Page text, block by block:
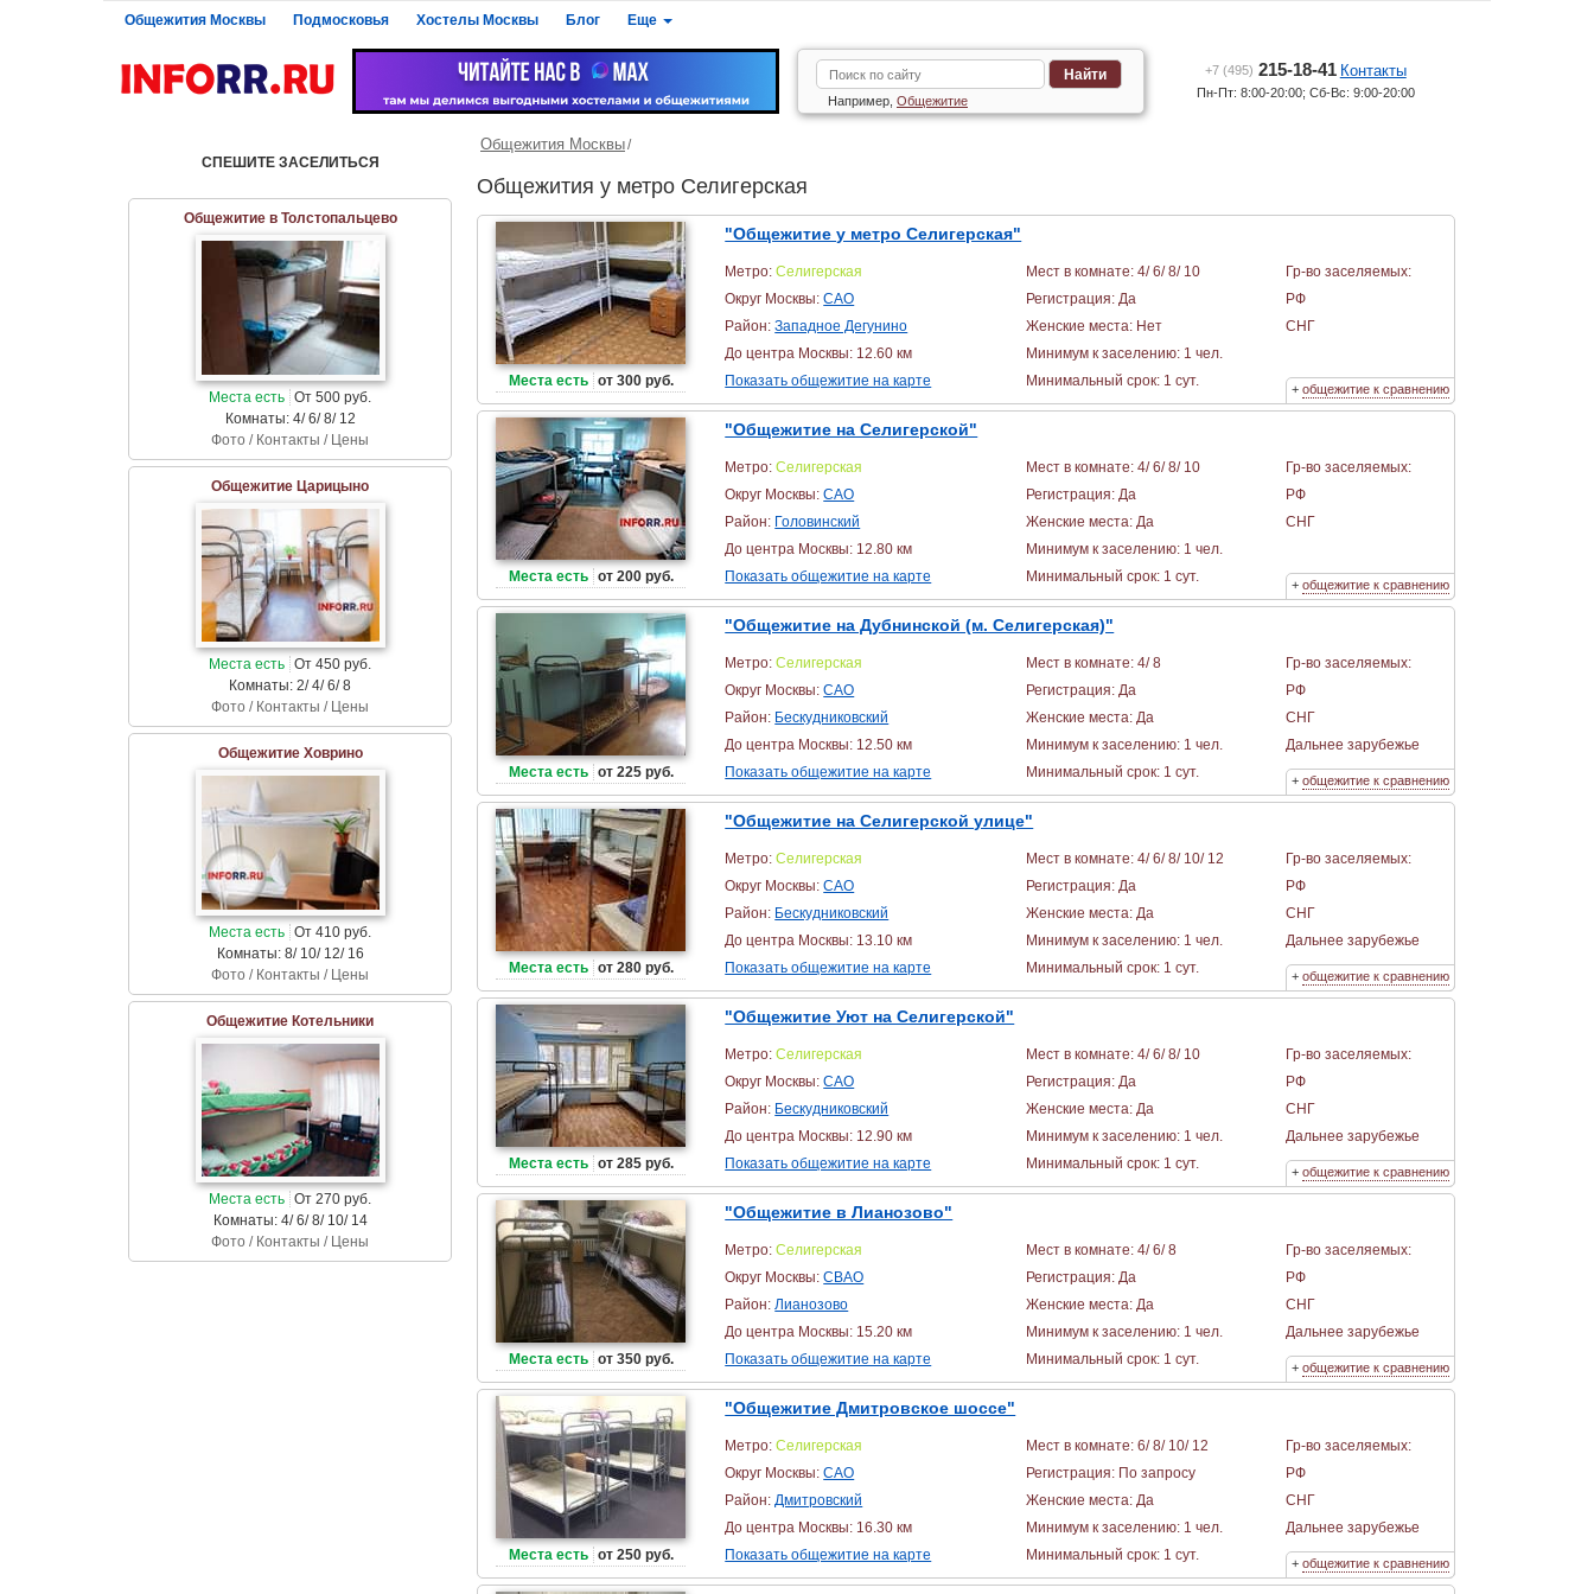
Общежития Москвы Подмосковья Хостелы Москвы Блог Еще
Найти
Например, Общежитие
+7 (495) 215-18-41 Контакты
Пн-Пт: 8:00-20:00; Сб-Вс: 9:00-20:00
СПЕШИТЕ ЗАСЕЛИТЬСЯ
Общежитие в Толстопальцево
Места есть От 500 руб.
Комнаты: 4/ 6/ 8/ 12
Фото / Контакты / Цены
Общежитие Царицыно
Места есть От 450 руб.
Комнаты: 2/ 4/ 6/ 8
Фото / Контакты / Цены
Общежитие Ховрино
Места есть От 410 руб.
Комнаты: 8/ 10/ 12/ 16
Фото / Контакты / Цены
Общежитие Котельники
Места есть От 270 руб.
Комнаты: 4/ 6/ 8/ 10/ 14
Фото / Контакты / Цены
Общежития Москвы
Общежития у метро Селигерская
"Общежитие у метро Селигерская"
Места есть от 300 руб.
Метро:Селигерская
Округ Москвы:САО
Район:Западное Дегунино
До центра Москвы: 12.60 км
Показать общежитие на карте
Мест в комнате: 4/ 6/ 8/ 10
Регистрация: Да
Женские места: Нет
Минимум к заселению: 1 чел.
Минимальный срок: 1 сут.
Гр-во заселяемых:
РФ
СНГ
+ общежитие к сравнению
"Общежитие на Селигерской"
Места есть от 200 руб.
Метро:Селигерская
Округ Москвы:САО
Район: Головинский
До центра Москвы: 12.80 км
Показать общежитие на карте
Мест в комнате: 4/ 6/ 8/ 10
Регистрация: Да
Женские места: Да
Минимум к заселению: 1 чел.
Минимальный срок: 1 сут.
Гр-во заселяемых:
РФ
СНГ
+ общежитие к сравнению
"Общежитие на Дубнинской (м. Селигерская)"
Места есть от 225 руб.
Метро:Селигерская
Округ Москвы:САО
Район: Бескудниковский
До центра Москвы: 12.50 км
Показать общежитие на карте
Мест в комнате: 4/ 8
Регистрация: Да
Женские места: Да
Минимум к заселению: 1 чел.
Минимальный срок: 1 сут.
Гр-во заселяемых:
РФ
СНГ
Дальнее зарубежье
+ общежитие к сравнению
"Общежитие на Селигерской улице"
Места есть от 280 руб.
Метро:Селигерская
Округ Москвы:САО
Район: Бескудниковский
До центра Москвы: 13.10 км
Показать общежитие на карте
Мест в комнате: 4/ 6/ 8/ 10/ 12
Регистрация: Да
Женские места: Да
Минимум к заселению: 1 чел.
Минимальный срок: 1 сут.
Гр-во заселяемых:
РФ
СНГ
Дальнее зарубежье
+ общежитие к сравнению
"Общежитие Уют на Селигерской"
Места есть от 285 руб.
Метро:Селигерская
Округ Москвы:САО
Район: Бескудниковский
До центра Москвы: 12.90 км
Показать общежитие на карте
Мест в комнате: 4/ 6/ 8/ 10
Регистрация: Да
Женские места: Да
Минимум к заселению: 1 чел.
Минимальный срок: 1 сут.
Гр-во заселяемых:
РФ
СНГ
Дальнее зарубежье
+ общежитие к сравнению
"Общежитие в Лианозово"
Места есть от 350 руб.
Метро:Селигерская
Округ Москвы:СВАО
Район:Лианозово
До центра Москвы: 15.20 км
Показать общежитие на карте
Мест в комнате: 4/ 6/ 8
Регистрация: Да
Женские места: Да
Минимум к заселению: 1 чел.
Минимальный срок: 1 сут.
Гр-во заселяемых:
РФ
СНГ
Дальнее зарубежье
+ общежитие к сравнению
"Общежитие Дмитровское шоссе"
Места есть от 250 руб.
Метро:Селигерская
Округ Москвы:САО
Район:Дмитровский
До центра Москвы: 16.30 км
Показать общежитие на карте
Мест в комнате: 6/ 8/ 10/ 12
Регистрация: По запросу
Женские места: Да
Минимум к заселению: 1 чел.
Минимальный срок: 1 сут.
Гр-во заселяемых:
РФ
СНГ
Дальнее зарубежье
+ общежитие к сравнению